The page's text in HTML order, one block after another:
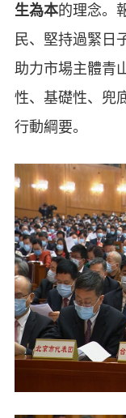
生為本的理念。
民、堅持過緊日
助力市場主體青
性、基礎性、兜
行動綱要。